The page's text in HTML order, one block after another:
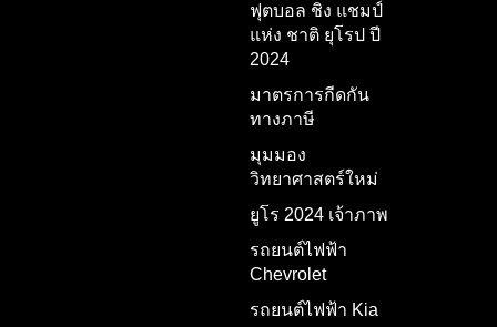
ฟุตบอล ชิง แชมป์
แห่ง ชาติ ยุโรป ปี
2024
มาตรการกีดกัน
ทางภาษี
มุมมอง
วิทยาศาสตร์ใหม่
ยูโร 2024 เจ้าภาพ
รถยนต์ไฟฟ้า
Chevrolet
รถยนต์ไฟฟ้า Kia